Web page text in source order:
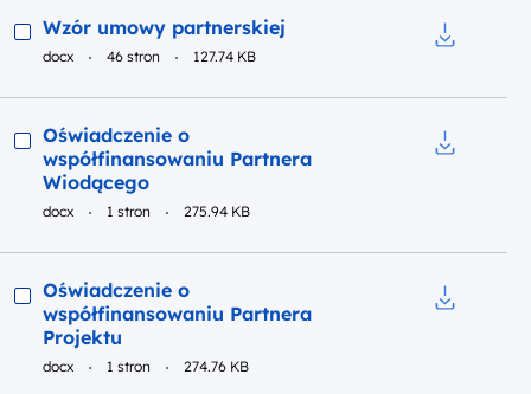
Podgląd
Wzór umowy partnerskiej
docx 46 stron 127.74 KB
Podgląd
Oświadczenie o
współfinansowaniu Partnera
Wiodącego
docx 1 stron 275.94 KB
Podgląd
Oświadczenie o
współfinansowaniu Partnera
Projektu
docx 1 stron 274.76 KB